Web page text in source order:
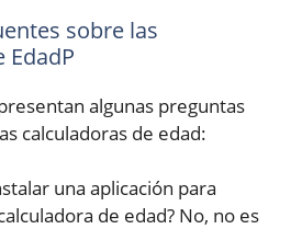
sobre las
EdadP
algunas preguntas
calculadoras de edad:
una aplicación para
de edad? No, no es